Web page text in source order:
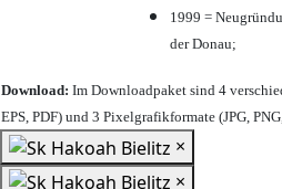
1999 =
der Donau;
Download: Im Downloadpaket sind 4
EPS, PDF) und 3 Pixelgrafikformate (JPG,
×
×